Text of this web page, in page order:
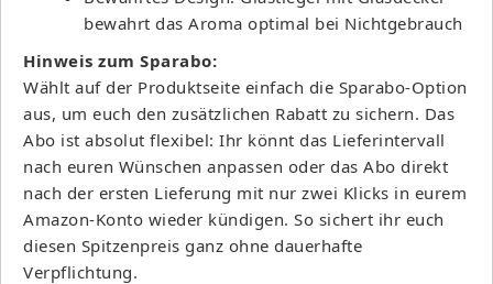
bewahrt das Aroma optimal bei Nichtgebrauch
Hinweis zum Sparabo:
Wählt auf der Produktseite einfach die Sparabo-Option
aus, um euch den zusätzlichen Rabatt zu sichern. Das
Abo ist absolut flexibel: Ihr könnt das Lieferintervall
nach euren Wünschen anpassen oder das Abo direkt
nach der ersten Lieferung mit nur zwei Klicks in eurem
Amazon-Konto wieder kündigen. So sichert ihr euch
diesen Spitzenpreis ganz ohne dauerhafte
Verpflichtung.